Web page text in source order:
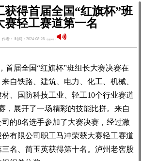
获得首届全国“红旗杯”班
赛轻工赛道第一名
作者： 时间：2024-08-26 语音阅读：
首届全国“红旗杯”班组长大赛决赛在
自铁路、建筑、电力、化工、机械、
、国防科技工业、轻工10个行业赛道
，展开了一场精彩的技能比拼。来自
的8名选手参加了大赛决赛，经过激
有限公司职工马冲荣获大赛轻工赛道
名、简玉英获得第十名。泸州老窖股